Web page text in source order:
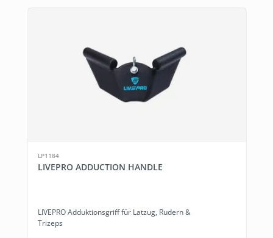
LP1184
LIVEPRO ADDUCTION HANDLE
LIVEPRO Adduktionsgriff für Latzug, Rudern &
Trizeps